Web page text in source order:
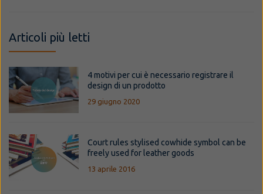
Articoli più letti
4 motivi per cui è necessario registrare il
design di un prodotto
29 giugno 2020
Court rules stylised cowhide symbol can be
freely used for leather goods
13 aprile 2016